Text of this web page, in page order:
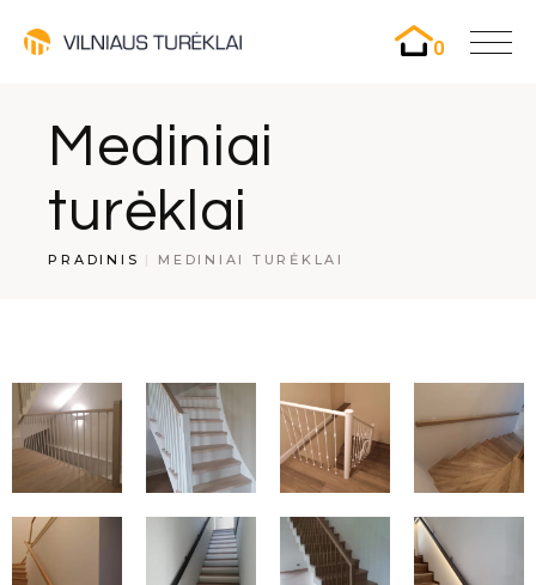
0
Mediniai
turėklai
PRADINIS MEDINIAI TURĖKLAI